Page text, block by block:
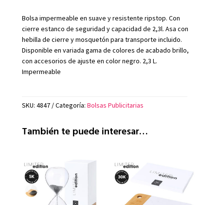
Bolsa impermeable en suave y resistente ripstop. Con
cierre estanco de seguridad y capacidad de 2,3l. Asa con
hebilla de cierre y mosquetón para transporte incluido.
Disponible en variada gama de colores de acabado brillo,
con accesorios de ajuste en color negro. 2,3 L.
Impermeable
SKU: 4847 Categoría: Bolsas Publicitarias
También te puede interesar…